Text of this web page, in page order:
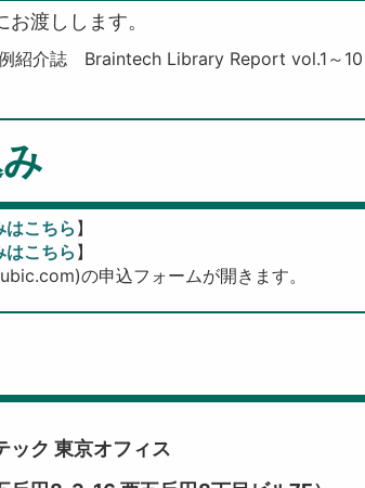
渡しします。
例紹介誌 Braintech Library Report vol.1～10
はこちら 】
はこちら】
の申込フォームが開きます。
ク 東京オフィス